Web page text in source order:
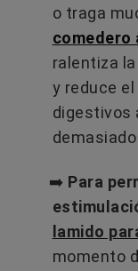
o traga
comedero
ralentiza
y reduce
digestivos
➡️ Para
lamido
momento